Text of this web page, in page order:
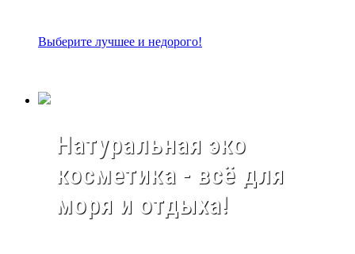
Выберите лучшее и недорого!
Натуральная эко
косметика - всё для
моря и отдыха!